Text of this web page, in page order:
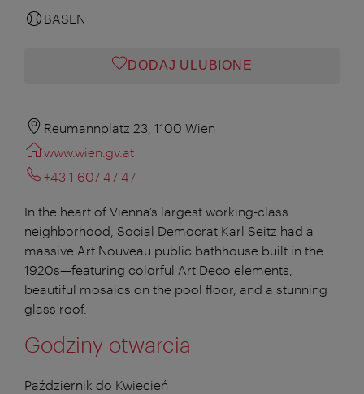
BASEN
DODAJ ULUBIONE
Reumannplatz 23, 1100 Wien
www.wien.gv.at
+43 1 607 47 47
In the heart of Vienna’s largest working-class
neighborhood, Social Democrat Karl Seitz had a
massive Art Nouveau public bathhouse built in the
1920s—featuring colorful Art Deco elements,
beautiful mosaics on the pool floor, and a stunning
glass roof.
Godziny otwarcia
Październik do Kwiecień